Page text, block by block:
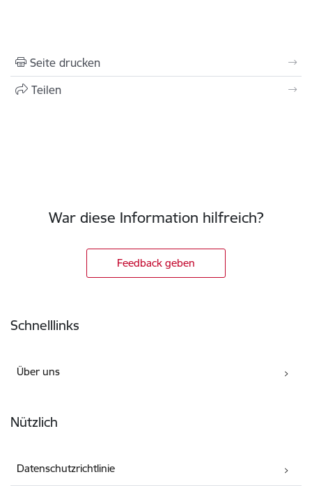
Seite drucken
Teilen
War diese Information hilfreich?
Feedback geben
Schnelllinks
Über uns
Nützlich
Datenschutzrichtlinie